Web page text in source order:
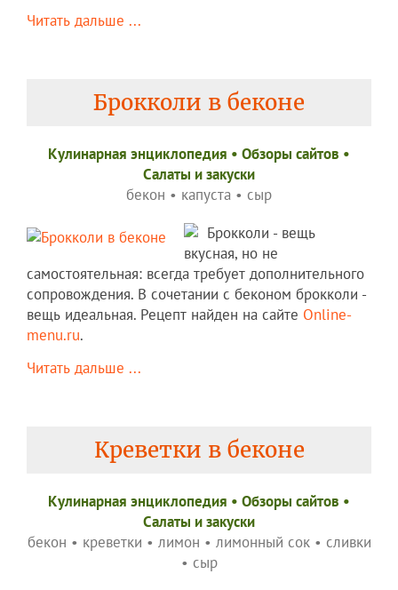
Читать дальше ...
Брокколи в беконе
Кулинарная энциклопедия • Обзоры сайтов •
Салаты и закуски
бекон • капуста • сыр
Брокколи - вещь
вкусная, но не
самостоятельная: всегда требует дополнительного
сопровождения. В сочетании с беконом брокколи -
вещь идеальная. Рецепт найден на сайте Оnline-
menu.ru.
Читать дальше ...
Креветки в беконе
Кулинарная энциклопедия • Обзоры сайтов •
Салаты и закуски
бекон • креветки • лимон • лимонный сок• сливки
• сыр